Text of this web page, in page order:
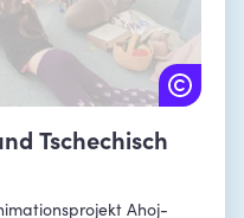
Tschechisch
Ahoj-